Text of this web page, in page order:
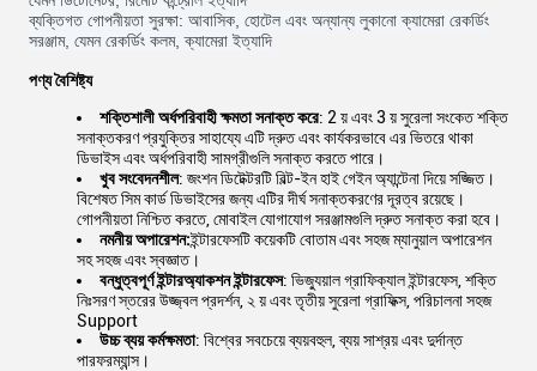
ব্যক্তিগত গোপনীয়তা সুরক্ষা: আবাসিক, হোটেল এবং অন্যান্য লুকানো ক্যামেরা রেকর্ডিং
সরঞ্জাম, যেমন রেকর্ডিং কলম, ক্যামেরা ইত্যাদি
পণ্য বৈশিষ্ট্য
শক্তিশালী অর্ধপরিবাহী ক্ষমতা সনাক্ত করে: 2 য় এবং 3 য় সুরেলা সংকেত শক্তি
সনাক্তকরণ প্রযুক্তির সাহায্যে এটি দ্রুত এবং কার্যকরভাবে এর ভিতরে থাকা
ডিভাইস এবং অর্ধপরিবাহী সামগ্রীগুলি সনাক্ত করতে পারে।
খুব সংবেদনশীল: জংশন ডিটেক্টরটি বিল্ট-ইন হাই গেইন অ্যান্টেনা দিয়ে সজ্জিত।
বিশেষত সিম কার্ড ডিভাইসের জন্য এটির দীর্ঘ সনাক্তকরণের দূরত্ব রয়েছে।
গোপনীয়তা নিশ্চিত করতে, মোবাইল যোগাযোগ সরঞ্জামগুলি দ্রুত সনাক্ত করা হবে।
নমনীয় অপারেশন:ইন্টারফেসটি কয়েকটি বোতাম এবং সহজ ম্যানুয়াল অপারেশন
সহ সহজ এবং স্বজ্ঞাত।
বন্ধুত্বপূর্ণ ইন্টারঅ্যাকশন ইন্টারফেস: ভিজ্যুয়াল গ্রাফিক্যাল ইন্টারফেস, শক্তি
নিঃসরণ স্তরের উজ্জ্বল প্রদর্শন, ২ য় এবং তৃতীয় সুরেলা গ্রাফিক্স, পরিচালনা সহজ
Support
উচ্চ ব্যয় কর্মক্ষমতা: বিশ্বের সবচেয়ে ব্যয়বহুল, ব্যয় সাশ্রয় এবং দুর্দান্ত
পারফরম্যান্স।